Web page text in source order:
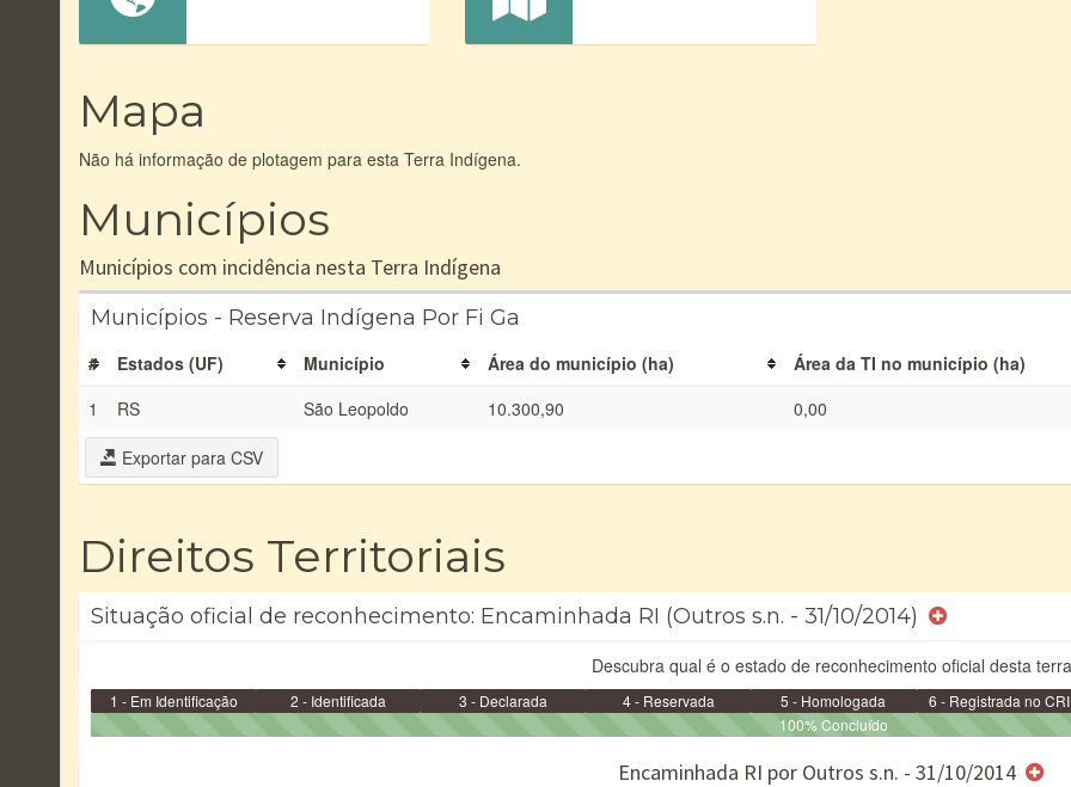
Mapa
Não há informação de plotagem para esta Terra Indígena.
Municípios
Municípios com incidência nesta Terra Indígena
Municípios - Reserva Indígena Por Fi Ga
# Estados (UF) Município Área do município (ha)
Área da TI no município (ha)
1
RS São Leopoldo 10.300,90 0,00
Exportar para CSV
Direitos Territoriais
Situação oficial de reconhecimento: Encaminhada RI (Outros s.n. - 31/10/2014)
Descubra qual é o estado de reconhecimento oficial desta
1 - Em Identificação 2 - Identificada 3 - Declarada 4 - Reservada 5 - Homologada
6 - Registrada no CRI
100% Concluído
Encaminhada RI por Outros s.n. - 31/10/2014